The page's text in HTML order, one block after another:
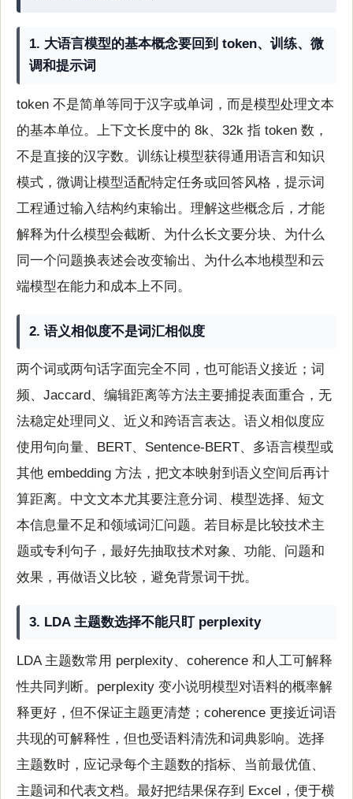
1. 大语言模型的基本概念要回到 token、训练、微
调和提示词
token 不是简单等同于汉字或单词，而是模型处理文本
的基本单位。上下文长度中的 8k、32k 指 token 数，
不是直接的汉字数。训练让模型获得通用语言和知识
模式，微调让模型适配特定任务或回答风格，提示词
工程通过输入结构约束输出。理解这些概念后，才能
解释为什么模型会截断、为什么长文要分块、为什么
同一个问题换表述会改变输出、为什么本地模型和云
端模型在能力和成本上不同。
2. 语义相似度不是词汇相似度
两个词或两句话字面完全不同，也可能语义接近；词
频、Jaccard、编辑距离等方法主要捕捉表面重合，无
法稳定处理同义、近义和跨语言表达。语义相似度应
使用句向量、BERT、Sentence-BERT、多语言模型或
其他 embedding 方法，把文本映射到语义空间后再计
算距离。中文文本尤其要注意分词、模型选择、短文
本信息量不足和领域词汇问题。若目标是比较技术主
题或专利句子，最好先抽取技术对象、功能、问题和
效果，再做语义比较，避免背景词干扰。
3. LDA 主题数选择不能只盯 perplexity
LDA 主题数常用 perplexity、coherence 和人工可解释
性共同判断。perplexity 变小说明模型对语料的概率解
释更好，但不保证主题更清楚；coherence 更接近词语
共现的可解释性，但也受语料清洗和词典影响。选择
主题数时，应记录每个主题数的指标、当前最优值、
主题词和代表文档。最好把结果保存到 Excel，便于横